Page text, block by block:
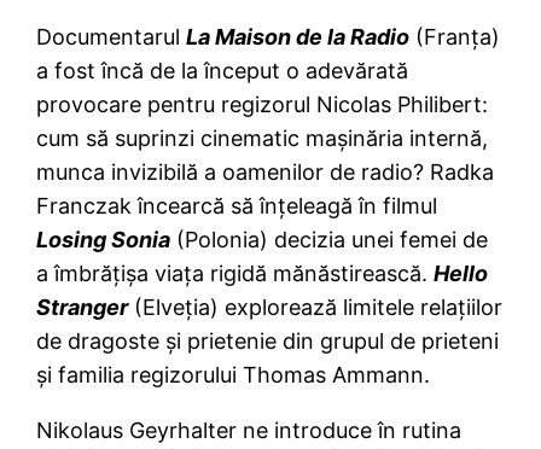
DocumentarulLa Maison de la Radio (Franţa)
a fost încă de la început o adevărată
provocare pentru regizorul Nicolas Philibert:
cum să suprinzi cinematic maşinăria internă,
munca invizibilă a oamenilor de radio? Radka
Franczak încearcă să înţeleagă în filmul
Losing Sonia (Polonia) decizia unei femei de
a îmbrăţişa viaţa rigidă mănăstirească.Hello
Stranger (Elveţia) explorează limitele relaţiilor
de dragoste şi prietenie din grupul de prieteni
şi familia regizorului Thomas Ammann.
Nikolaus Geyrhalter ne introduce în rutina